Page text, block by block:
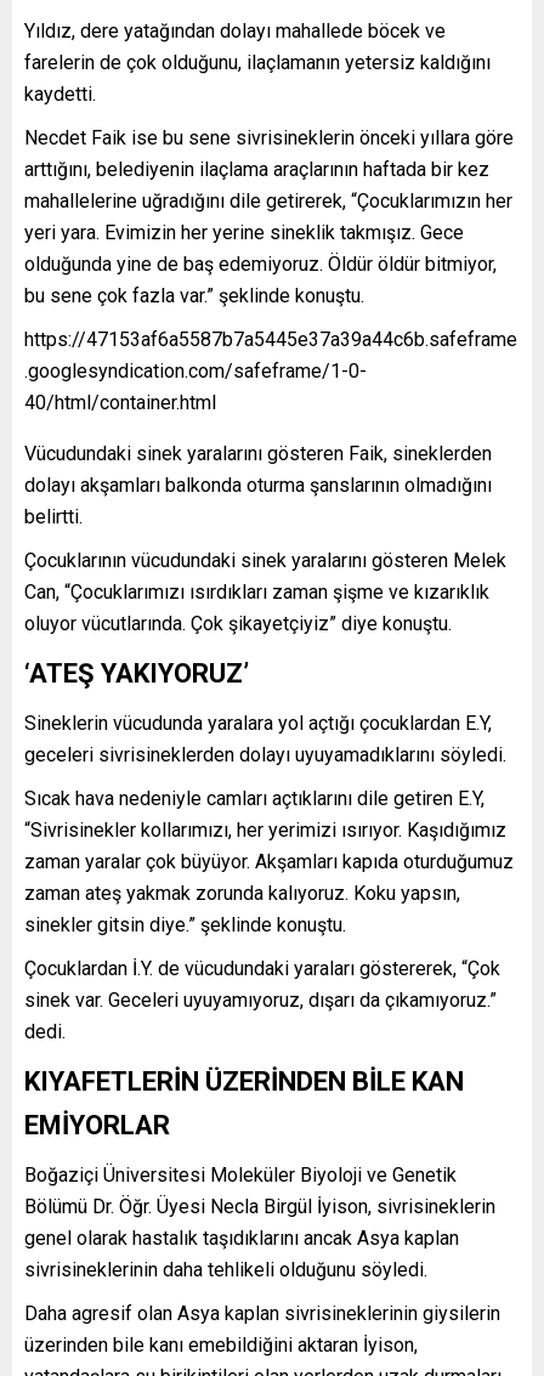
Yıldız, dere yatağından dolayı mahallede böcek ve
farelerin de çok olduğunu, ilaçlamanın yetersiz kaldığını
kaydetti.
Necdet Faik ise bu sene sivrisineklerin önceki yıllara göre
arttığını, belediyenin ilaçlama araçlarının haftada bir kez
mahallelerine uğradığını dile getirerek, “Çocuklarımızın her
yeri yara. Evimizin her yerine sineklik takmışız. Gece
olduğunda yine de baş edemiyoruz. Öldür öldür bitmiyor,
bu sene çok fazla var.” şeklinde konuştu.
https://47153af6a5587b7a5445e37a39a44c6b.safeframe
.googlesyndication.com/safeframe/1-0-
40/html/container.html
Vücudundaki sinek yaralarını gösteren Faik, sineklerden
dolayı akşamları balkonda oturma şanslarının olmadığını
belirtti.
Çocuklarının vücudundaki sinek yaralarını gösteren Melek
Can, “Çocuklarımızı ısırdıkları zaman şişme ve kızarıklık
oluyor vücutlarında. Çok şikayetçiyiz” diye konuştu.
‘ATEŞ YAKIYORUZ’
Sineklerin vücudunda yaralara yol açtığı çocuklardan E.Y,
geceleri sivrisineklerden dolayı uyuyamadıklarını söyledi.
Sıcak hava nedeniyle camları açtıklarını dile getiren E.Y,
“Sivrisinekler kollarımızı, her yerimizi ısırıyor. Kaşıdığımız
zaman yaralar çok büyüyor. Akşamları kapıda oturduğumuz
zaman ateş yakmak zorunda kalıyoruz. Koku yapsın,
sinekler gitsin diye.” şeklinde konuştu.
Çocuklardan İ.Y. de vücudundaki yaraları göstererek, “Çok
sinek var. Geceleri uyuyamıyoruz, dışarı da çıkamıyoruz.”
dedi.
KIYAFETLERİN ÜZERİNDEN BİLE KAN
EMİYORLAR
Boğaziçi Üniversitesi Moleküler Biyoloji ve Genetik
Bölümü Dr. Öğr. Üyesi Necla Birgül İyison, sivrisineklerin
genel olarak hastalık taşıdıklarını ancak Asya kaplan
sivrisineklerinin daha tehlikeli olduğunu söyledi.
Daha agresif olan Asya kaplan sivrisineklerinin giysilerin
üzerinden bile kanı emebildiğini aktaran İyison,